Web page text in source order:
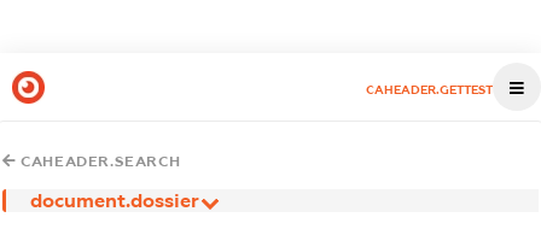
CAHEADER.GETTEST
CAHEADER.SEARCH
document.dossier